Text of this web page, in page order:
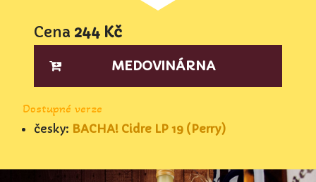
Cena 244 Kč
MEDOVINÁRNA
Dostupné verze
česky: BACHA! Cidre LP 19 (Perry)